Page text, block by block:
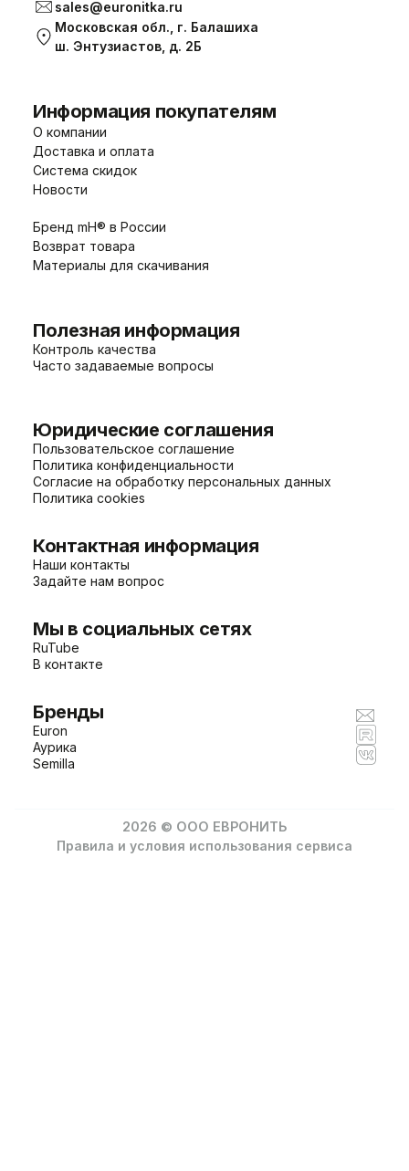
sales@euronitka.ru
Московская обл., г. Балашиха
ш. Энтузиастов, д. 2Б
Информация покупателям
О компании
Доставка и оплата
Система скидок
Новости
Бренд mH® в России
Возврат товара
Материалы для скачивания
Полезная информация
Контроль качества
Часто задаваемые вопросы
Юридические соглашения
Пользовательское соглашение
Политика конфиденциальности
Согласие на обработку персональных данных
Политика cookies
Контактная информация
Наши контакты
Задайте нам вопрос
Мы в социальных сетях
RuTube
В контакте
Бренды
Euron
Аурика
Semilla
2026 © ООО ЕВРОНИТЬ
Правила и условия использования сервиса